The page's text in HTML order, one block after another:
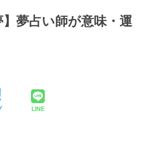
夢占い師が意味・運
LINE